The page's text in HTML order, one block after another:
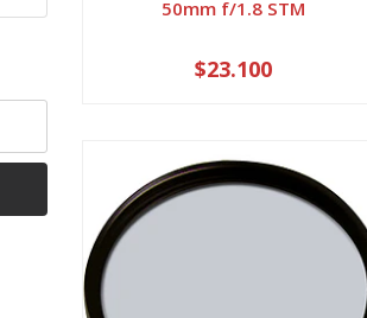
50mm f/1.8 STM
$23.100